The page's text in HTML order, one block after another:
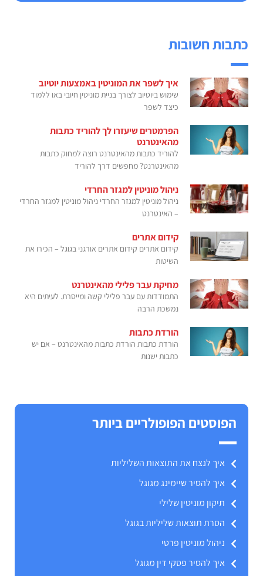
כתבות חשובות
איך לשפר את המוניטין באמצעות יוטיוב
שימוש ביוטיוב לצורך בניית מוניטין חיובי באו ללמוד
כיצד לשפר
הפרמטרים שיעזרו לך להוריד כתבות
מהאינטרנט
להוריד כתבות מהאינטרנט רוצה למחוק כתבות
מהאינטרנט? מחפשים דרך להוריד
ניהול מוניטין למגזר החרדי
ניהול מוניטין למגזר החרדי ניהול מוניטין למגזר החרדי
– האינטרנט
קידום אתרים
קידום אתרים קידום אתרים אורגני בגוגל – הכירו את
השיטות
מחיקת עבר פלילי מהאינטרנט
התמודדות עם עבר פלילי קשה ומייסרת. לעיתים היא
נמשכת הרבה
הורדת כתבות
הורדת כתבות הורדת כתבות מהאינטרנט – אם יש
כתבות ישנות
הפוסטים הפופולריים ביותר
איך לנצח את התוצאות השליליות
איך להסיר שיימינג מגוגל
תיקון מוניטין שלילי
הסרת תוצאות שליליות בגוגל
ניהול מוניטין פרטי
איך להסיר פסקי דין מגוגל